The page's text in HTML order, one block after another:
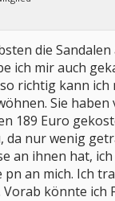
die Sandalen
ich mir auch
richtig kann ich
Sie haben
189 Euro
da nur wenig
an ihnen hat,
an mich. Ich
könnte ich